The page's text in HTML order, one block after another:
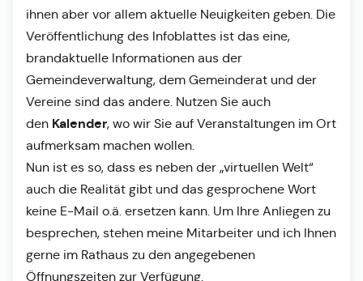
ihnen aber vor allem aktuelle Neuigkeiten geben. Die
Veröffentlichung des Infoblattes ist das eine,
brandaktuelle Informationen aus der
Gemeindeverwaltung, dem Gemeinderat und der
Vereine sind das andere. Nutzen Sie auch
den Kalender, wo wir Sie auf Veranstaltungen im Ort
aufmerksam machen wollen.
Nun ist es so, dass es neben der „virtuellen Welt“
auch die Realität gibt und das gesprochene Wort
keine E-Mail o.ä. ersetzen kann. Um Ihre Anliegen zu
besprechen, stehen meine Mitarbeiter und ich Ihnen
gerne im Rathaus zu den angegebenen
Öffnungszeiten zur Verfügung.